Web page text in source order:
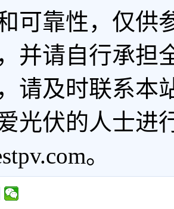
可靠性，仅供
并请自行承担
请及时联系本
光伏的人士进
。